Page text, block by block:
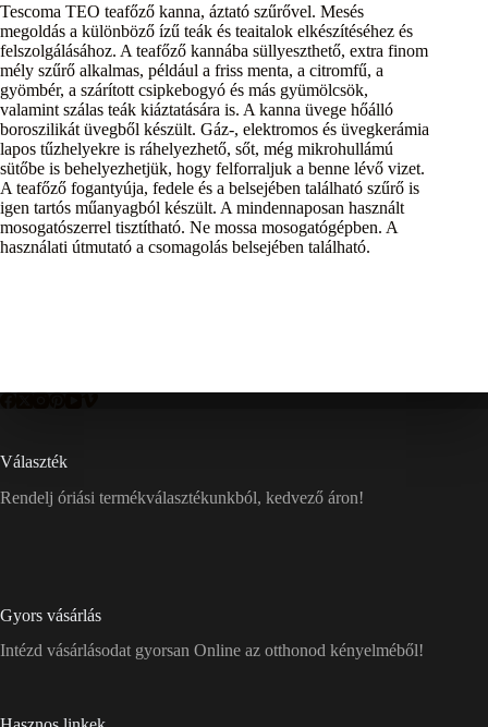
Tescoma TEO teafőző kanna, áztató szűrővel. Mesés
megoldás a különböző ízű teák és teaitalok elkészítéséhez és
felszolgálásához. A teafőző kannába süllyeszthető, extra finom
mély szűrő alkalmas, például a friss menta, a citromfű, a
gyömbér, a szárított csipkebogyó és más gyümölcsök,
valamint szálas teák kiáztatására is. A kanna üvege hőálló
boroszilikát üvegből készült. Gáz-, elektromos és üvegkerámia
lapos tűzhelyekre is ráhelyezhető, sőt, még mikrohullámú
sütőbe is behelyezhetjük, hogy felforraljuk a benne lévő vizet.
A teafőző fogantyúja, fedele és a belsejében található szűrő is
igen tartós műanyagból készült. A mindennaposan használt
mosogatószerrel tisztítható. Ne mossa mosogatógépben. A
használati útmutató a csomagolás belsejében található.
Választék
Rendelj óriási termékválasztékunkból, kedvező áron!
Gyors vásárlás
Intézd vásárlásodat gyorsan Online az otthonod kényelméből!